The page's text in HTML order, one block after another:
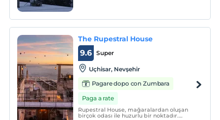
The Rupestral House
Super
9.6
Uçhisar, Nevşehir
Pagare dopo con Zumbara
Paga a rate
Rupestral House, mağaralardan oluşan
birçok odası ile huzurlu bir noktadır.